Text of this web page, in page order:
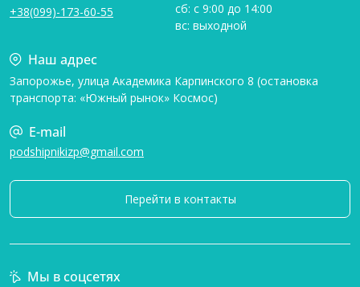
+38(099)-173-60-55
сб: с 9:00 до 14:00
вс: выходной
Наш адрес
Запорожье, улица Академика Карпинского 8 (остановка
транспорта: «Южный рынок» Космос)
E-mail
podshipnikizp@gmail.com
Перейти в контакты
Мы в соцсетях